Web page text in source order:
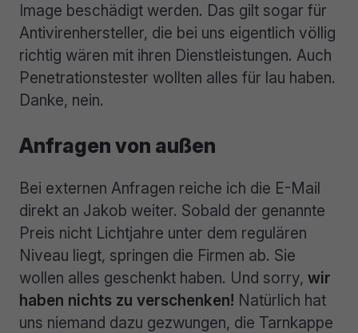
Image beschädigt werden. Das gilt sogar für
Antivirenhersteller, die bei uns eigentlich völlig
richtig wären mit ihren Dienstleistungen. Auch
Penetrationstester wollten alles für lau haben.
Danke, nein.
Anfragen von außen
Bei externen Anfragen reiche ich die E-Mail
direkt an Jakob weiter. Sobald der genannte
Preis nicht Lichtjahre unter dem regulären
Niveau liegt, springen die Firmen ab. Sie
wollen alles geschenkt haben. Und sorry, wir
haben nichts zu verschenken! Natürlich hat
uns niemand dazu gezwungen, die Tarnkappe